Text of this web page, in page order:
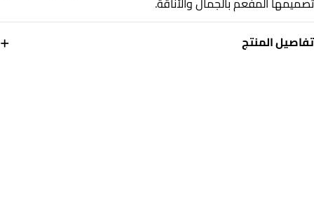
تفاصيل المنتج
+